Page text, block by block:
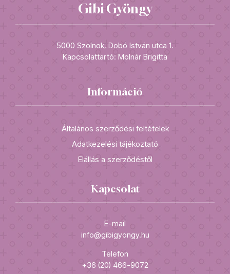
Gibi Gyöngy
5000 Szolnok, Dobó István utca 1.
Kapcsolattartó: Molnár Brigitta
Információ
Általános szerződési feltételek
Adatkezelési tájékoztató
Elállás a szerződéstől
Kapcsolat
E-mail
info@gibigyongy.hu
Telefon
+36 (20) 466-9072